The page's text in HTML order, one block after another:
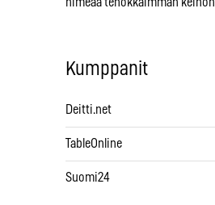
Kumppanit
Deitti.net
TableOnline
Suomi24